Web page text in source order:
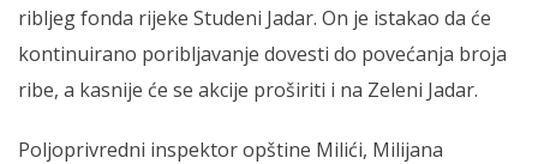
ribljeg fonda rijeke Studeni Jadar. On je istakao da će
kontinuirano poribljavanje dovesti do povećanja broja
ribe, a kasnije će se akcije proširiti i na Zeleni Jadar.
Poljoprivredni inspektor opštine Milići, Milijana